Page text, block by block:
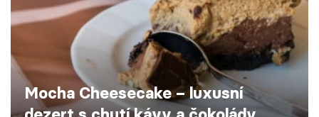
Škola vaření
Recepty z TV
Speciál: Cuketa
Mocha Cheesecake – luxusní